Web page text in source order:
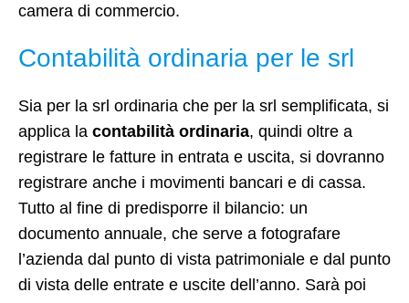
camera di commercio.
Contabilità ordinaria per le srl
Sia per la srl ordinaria che per la srl semplificata, si
applica la contabilità ordinaria, quindi oltre a
registrare le fatture in entrata e uscita, si dovranno
registrare anche i movimenti bancari e di cassa.
Tutto al fine di predisporre il bilancio: un
documento annuale, che serve a fotografare
l’azienda dal punto di vista patrimoniale e dal punto
di vista delle entrate e uscite dell’anno. Sarà poi